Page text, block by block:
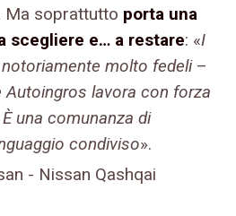
Ma soprattutto porta una
scegliere e… a restare: «I
molto fedeli–
Autoingros lavora con forza
una comunanza di
condiviso».